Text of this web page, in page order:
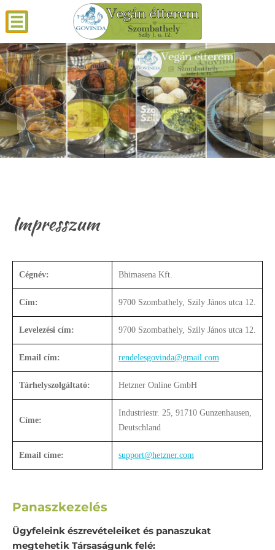
Impresszum
Cégnév: Bhimasena Kft.
Cím: 9700 Szombathely, Szily János utca 12.
Levelezési cím: 9700 Szombathely, Szily János utca 12.
Email cím: rendelesgovinda@gmail.com
Tárhelyszolgáltató: Hetzner Online GmbH
Címe:
Industriestr. 25, 91710 Gunzenhausen,
Deutschland
Email címe: support@hetzner.com
Panaszkezelés
Ügyfeleink észrevételeiket és panaszukat
megtehetik Társaságunk felé: